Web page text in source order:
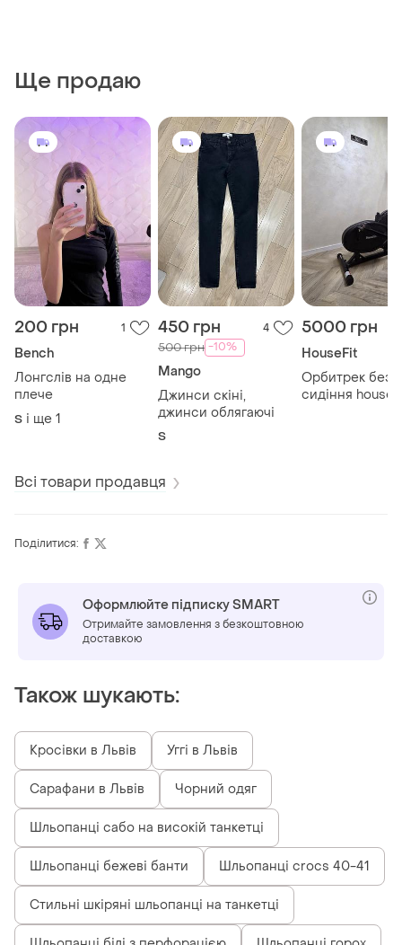
Ще продаю
200 грн 1
Bench
Лонгслів на одне
плече
S і ще 1
450 грн 4
500 грн -10%
Mango
Джинси скіні,
джинси облягаючі
S
5000 грн
HouseFit
Орбитрек без
сидіння
Всі товари продавця
Поділитися:
Оформлюйте підписку SMART
Отримайте замовлення з безкоштовною
доставкою
Також шукають:
Кросівки в Львів Уггі в Львів
Сарафани в Львів Чорний одяг
Шльопанці сабо на високій танкетці
Шльопанці бежеві банти Шльопанці crocs 40-41
Стильні шкіряні шльопанці на танкетці